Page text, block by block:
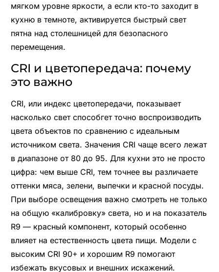
мягком уровне яркости, а если кто-то заходит в
кухню в темноте, активируется быстрый свет
пятна над столешницей для безопасного
перемещения.
CRI и цветопередача: почему
это важно
CRI, или индекс цветопередачи, показывает
насколько свет способгет точно воспроизводить
цвета объектов по сравнению с идеальным
источником света. Значения CRI чаще всего лежат
в диапазоне от 80 до 95. Для кухни это не просто
цифра: чем выше CRI, тем точнее вы различаете
оттенки мяса, зелени, выпечки и красной посуды.
При выборе освещения важно смотреть не только
на общую «калибровку» света, но и на показатель
R9 — красный компонент, который особенно
влияет на естественность цвета пищи. Модели с
высоким CRI 90+ и хорошим R9 помогают
избежать вкусовых и внешних искажений.